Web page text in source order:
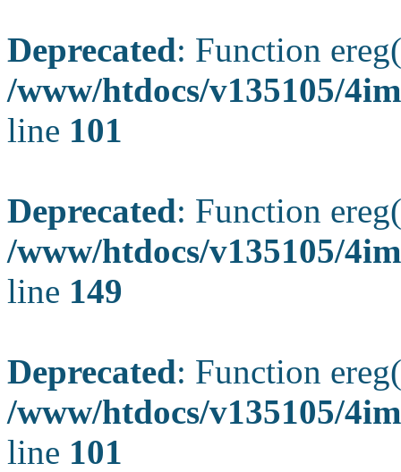
Deprecated: Function
/www/htdocs/v135105/
line 101
Deprecated: Function
/www/htdocs/v135105/
line 149
Deprecated: Function
/www/htdocs/v135105/
line 101